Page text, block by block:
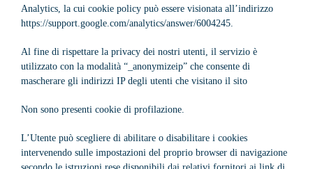
Analytics, la cui cookie policy può essere visionata all’indirizzo
https://support.google.com/analytics/answer/6004245.
Al fine di rispettare la privacy dei nostri utenti, il servizio è
utilizzato con la modalità “_anonymizeip” che consente di
mascherare gli indirizzi IP degli utenti che visitano il sito
Non sono presenti cookie di profilazione.
L’Utente può scegliere di abilitare o disabilitare i cookies
intervenendo sulle impostazioni del proprio browser di navigazione